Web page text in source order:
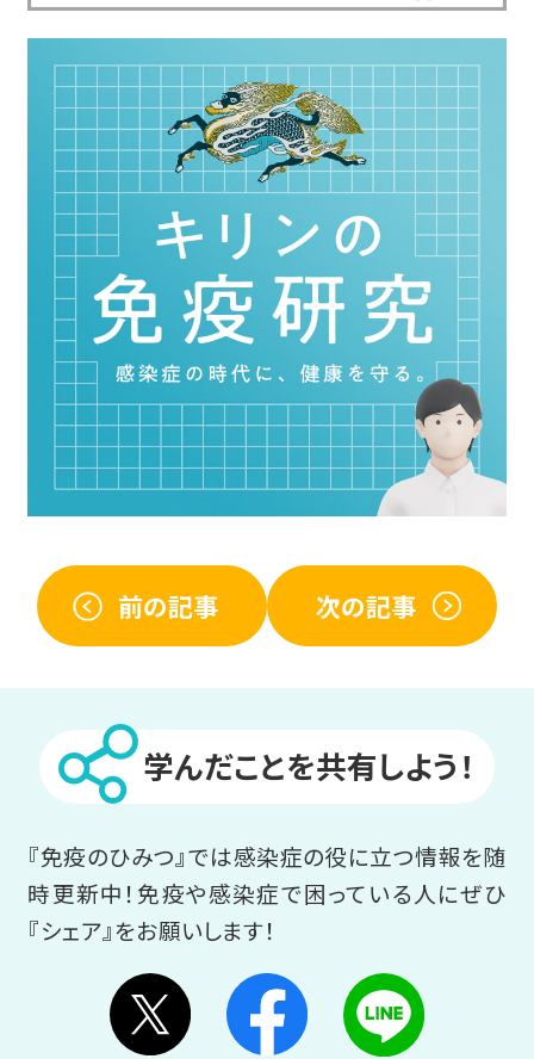
前の記事 次の記事
学んだことを共有しよう！
『免疫のひみつ』では感染症の役に立つ情報を随
時更新中！ 免疫や感染症で困っている人にぜひ
『シェア』をお願いします！